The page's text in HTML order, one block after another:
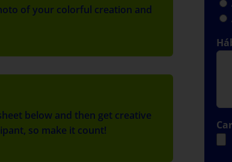
of your colorful creation and
below and then get creative
so make it count!